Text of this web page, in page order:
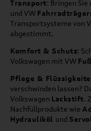
Transport: Bringen
und VW
Transportsysteme von
abgestimmt.
Komfort & Schutz:
Volkswagen mit VW
Pflege &
verschwinden lassen?
Volkswagen Lackstift.
Nachfüllprodukte wie
Hydrauliköl und